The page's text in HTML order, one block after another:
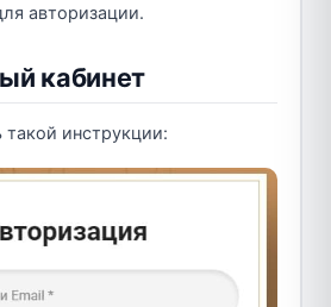
авторизации.
кабинет
инструкции: